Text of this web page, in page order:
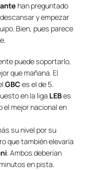
han preguntado
y empezar
Bien, pues parece
puede soportarlo,
que mañana. El
GBC es el de 5.
en la liga LEBes
el mejor nacional en
su nivel por su
que también elevaría
. Ambos deberían
en pista.